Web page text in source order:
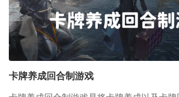
卡牌养成回合制游戏